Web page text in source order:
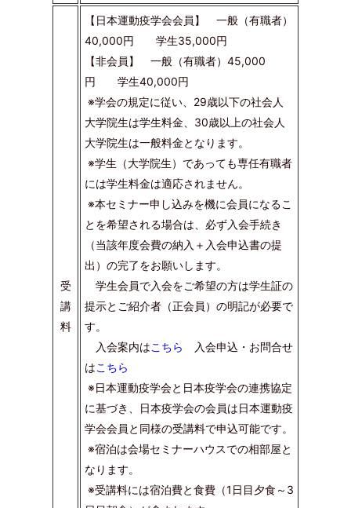
受
講
料
【日本運動疫学会会員】 一般（有職者）
40,000円 学生35,000円
【非会員】 一般（有職者）45,000
円 学生40,000円
※学会の規定に従い、29歳以下の社会人
大学院生は学生料金、30歳以上の社会人
大学院生は一般料金となります。
※学生（大学院生）であっても専任有職者
には学生料金は適応されません。
※本セミナー申し込みを機に会員になるこ
とを希望される場合は、必ず入会手続き
（当該年度会費の納入＋入会申込書の提
出）の完了をお願いします。
学生会員で入会をご希望の方は学生証の
提示とご紹介者（正会員）の明記が必要で
す。
入会案内はこちら
入会申込・お問合せ
はこちら
※日本運動疫学会と日本疫学会の連携協定
に基づき、日本疫学会の会員は日本運動疫
学会会員と同様の受講料で申込可能です。
※宿泊は会場セミナーハウスでの相部屋と
なります。
※受講料には宿泊費と食費（1日目夕食～3